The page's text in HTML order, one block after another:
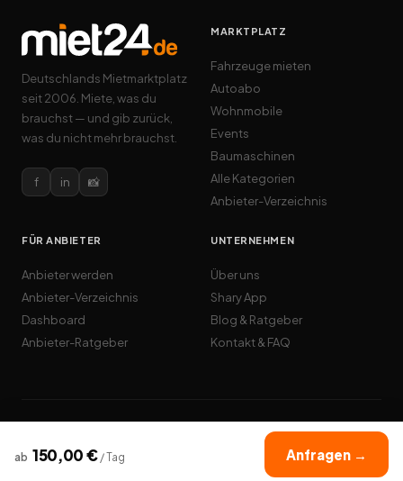
ab 150,00€ /Tag Anfragen →
Deutschlands Mietmarktplatz
seit 2006. Miete, was du
brauchst — und gib zurück,
was du nicht mehr brauchst.
f in 📸
MARKTPLATZ
Fahrzeuge mieten
Autoabo
Wohnmobile
Events
Baumaschinen
Alle Kategorien
Anbieter-Verzeichnis
FÜR ANBIETER
Anbieter werden
Anbieter-Verzeichnis
Dashboard
Anbieter-Ratgeber
UNTERNEHMEN
Über uns
Shary App
Blog & Ratgeber
Kontakt & FAQ
Cookies